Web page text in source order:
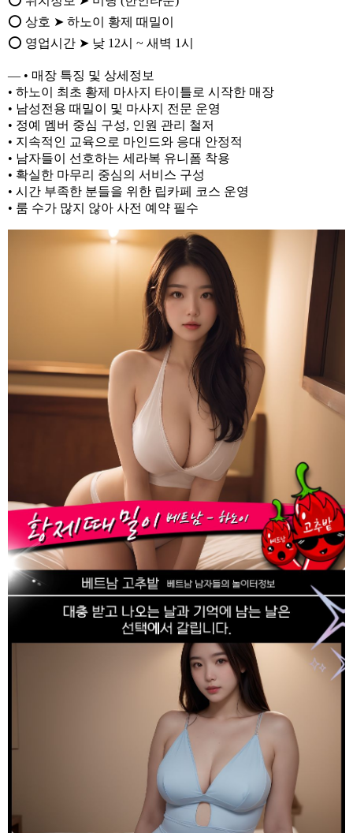
⭕ 상호 ➤ 하노이 황제 때밀이
⭕ 영업시간 ➤ 낮 12시 ~ 새벽 1시
— • 매장 특징 및 상세정보
• 하노이 최초 황제 마사지 타이틀로 시작한 매장
• 남성전용 때밀이 및 마사지 전문 운영
• 정예 멤버 중심 구성, 인원 관리 철저
• 지속적인 교육으로 마인드와 응대 안정적
• 남자들이 선호하는 세라복 유니폼 착용
• 확실한 마무리 중심의 서비스 구성
• 시간 부족한 분들을 위한 립카페 코스 운영
• 룸 수가 많지 않아 사전 예약 필수